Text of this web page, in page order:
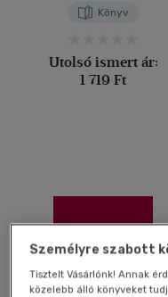
Nyelv szerint
Angol(78)
Német (26)
több nyelv
Könyv
Utolsó ismert ár:
1 719 Ft
Személyre szabott
Tisztelt Vásárlónk! Annak
közelebb álló könyveket